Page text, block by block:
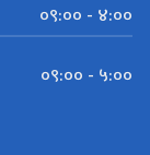
०९:०० - ४:००
०९:०० - ५:००